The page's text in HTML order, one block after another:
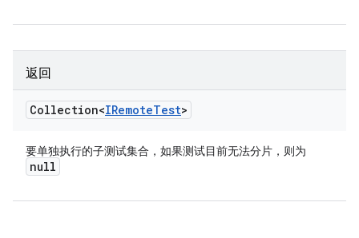
返回
Collection<IRemoteTest>
要单独执行的子测试集合，如果测试目前无法分片，则为
null